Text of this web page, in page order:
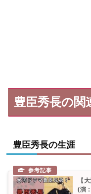
豊臣秀長の関
豊臣秀長の生涯
【
(演 :